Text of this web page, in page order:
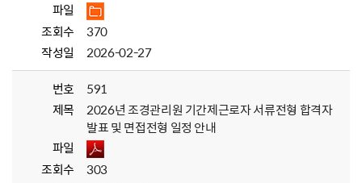
파일
조회수
370
작성일
2026-02-27
번호
591
제목
2026년 조경관리원 기간제근로자 서류전형 합격자
발표 및 면접전형 일정 안내
파일
조회수
303